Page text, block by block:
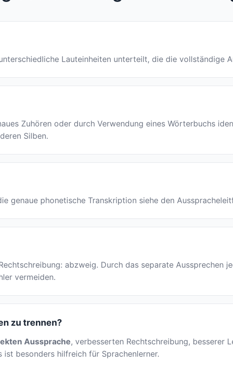
Lauteinheiten unterteilt, die die vollständige
Zuhören oder durch Verwendung eines Wörterbuchs
Silben.
genaue phonetische Transkription siehe den
abzweig. Durch das separate Aussprechen
vermeiden.
zu trennen?
Aussprache, verbesserten Rechtschreibung, besserer
besonders hilfreich für Sprachenlerner.